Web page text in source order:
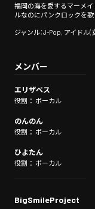
福岡の海を愛するマーメイ
ルなのにパンクロックを歌
ジャンル：J-Pop, アイドル(
メンバー
エリザベス
役割： ボーカル
のんのん
役割： ボーカル
ひよたん
役割： ボーカル
BigSmileProject